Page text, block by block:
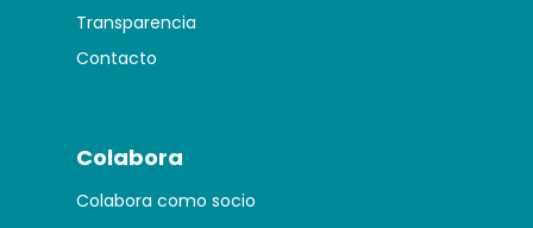
Transparencia
Contacto
Colabora
Colabora como socio